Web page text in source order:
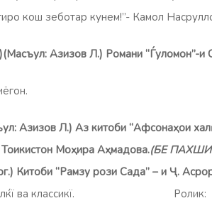
зеботар кунем!”- Камол
Азизов Л.) Романи “Ѓуломон”-
ниёгон.
Азизов Л.) Аз китоби “Афсонаҳои хал
икистон Моҳира Аҳмадова.(БЕ
Китоби “Рамзу рози Сада” – и Ҷ.
ва классикї. Ролик: